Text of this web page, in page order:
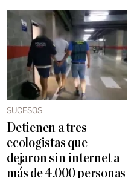
SUCESOS
Detienen a tres
ecologistas que
dejaron sin internet a
más de 4.000 personas